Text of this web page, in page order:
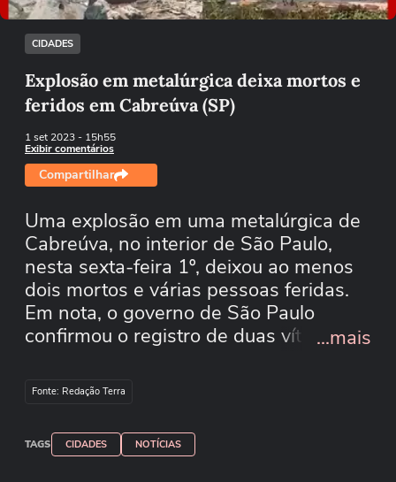
CIDADES
Explosão em metalúrgica deixa mortos e
feridos em Cabreúva (SP)
1 set 2023- 15h55
Exibir comentários
Compartilhar
Uma explosão em uma metalúrgica de
Cabreúva, no interior de São Paulo,
nesta sexta-feira 1º, deixou ao menos
dois mortos e várias pessoas feridas.
Em nota, o governo de São Paulo
confirmou o registro de duas vítimas
Corpo de Bombeiros, Defesa Civil e
GRAU atuam no local em socorro às
vítimas.
...mais
Fonte: Redação Terra
TAGS CIDADES NOTÍCIAS